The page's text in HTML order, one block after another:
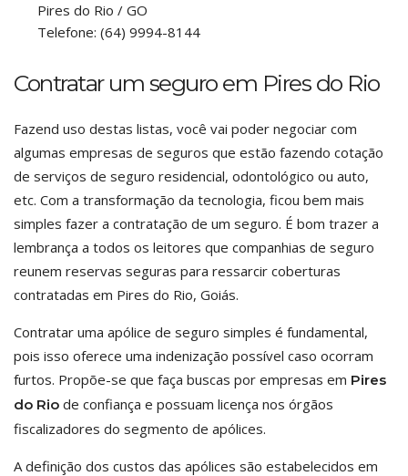
Pires do Rio / GO
Telefone: (64) 9994-8144
Contratar um seguro em Pires do Rio
Fazend uso destas listas, você vai poder negociar com
algumas empresas de seguros que estão fazendo cotação
de serviços de seguro residencial, odontológico ou auto,
etc. Com a transformação da tecnologia, ficou bem mais
simples fazer a contratação de um seguro. É bom trazer a
lembrança a todos os leitores que companhias de seguro
reunem reservas seguras para ressarcir coberturas
contratadas em Pires do Rio, Goiás.
Contratar uma apólice de seguro simples é fundamental,
pois isso oferece uma indenização possível caso ocorram
furtos. Propõe-se que faça buscas por empresas em Pires
do Rio de confiança e possuam licença nos órgãos
fiscalizadores do segmento de apólices.
A definição dos custos das apólices são estabelecidos em